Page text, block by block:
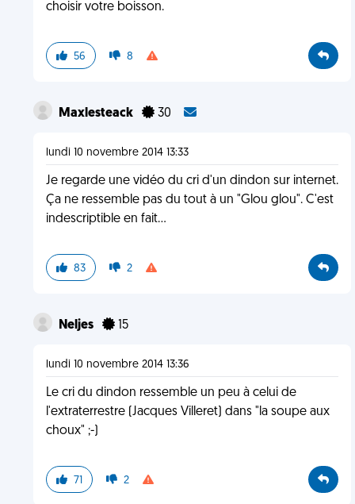
choisir votre boisson.
56 8
Maxlesteack 30
lundi 10 novembre 2014 13:33
Je regarde une vidéo du cri d'un dindon sur internet.
Ça ne ressemble pas du tout à un "Glou glou". C'est
indescriptible en fait...
83 2
Neljes 15
lundi 10 novembre 2014 13:36
Le cri du dindon ressemble un peu à celui de
l'extraterrestre (Jacques Villeret) dans "la soupe aux
choux" ;-)
71 2